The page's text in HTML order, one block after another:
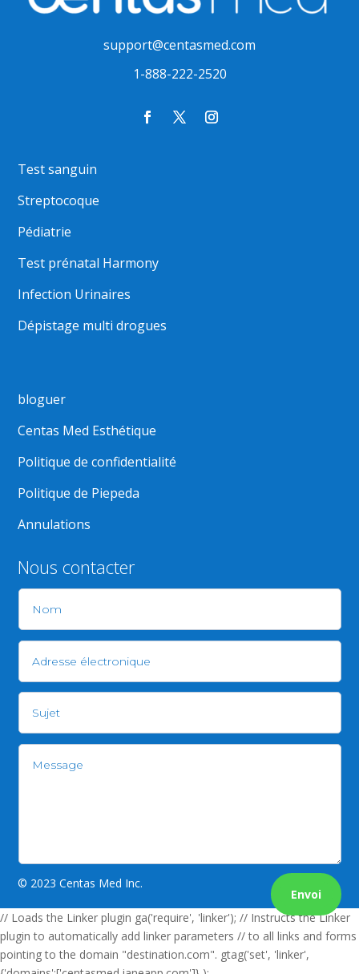
support@centasmed.com
1-888-222-2520
Test sanguin
Streptocoque
Pédiatrie
Test prénatal Harmony
Infection Urinaires
Dépistage multi drogues
bloguer
Centas Med Esthétique
Politique de confidentialité
Politique de Piepeda
Annulations
Nous contacter
Envoi
© 2023 Centas Med Inc.
// Loads the Linker plugin ga('require', 'linker'); // Instructs the Linker
plugin to automatically add linker parameters // to all links and forms
pointing to the domain "destination.com". gtag('set', 'linker',